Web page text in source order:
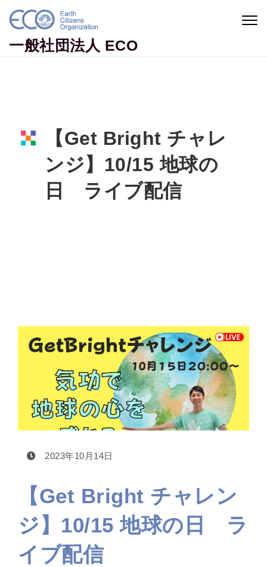
Skip to content
一般社団法人 ECO
【Get Bright チャレ
ンジ】10/15 地球の
日 ライブ配信
2023年10月14日
【Get Bright チャレン
ジ】10/15 地球の日 ラ
イブ配信